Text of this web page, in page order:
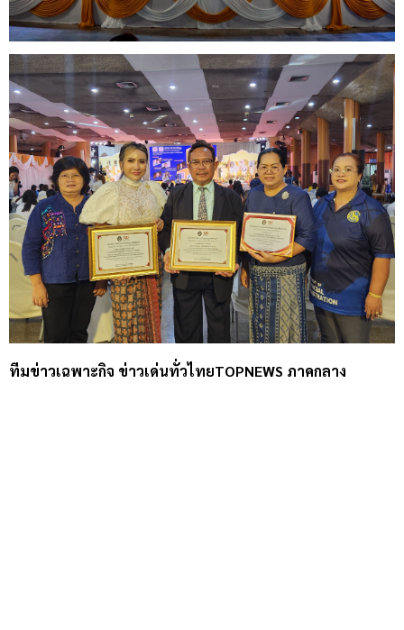
ทีมข่าวเฉพาะกิจ ข่าวเด่นทั่วไทยTOPNEWS ภาคกลาง